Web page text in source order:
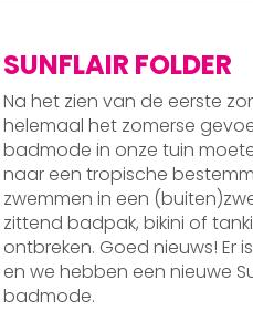
SUNFLAIR FOLDER
Na het zien van de eerste
helemaal het zomerse
badmode in onze tuin
naar een tropische
zwemmen in een
zittend badpak, bikini of
ontbreken. Goed nieuws! Er
en we hebben een nieuwe
badmode.